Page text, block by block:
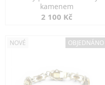
kamenem
2 100 Kč
NOVÉ OBJEDNÁNO